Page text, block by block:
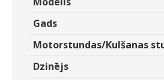
Gads
Motorstundas/Kulšanas
Dzinējs